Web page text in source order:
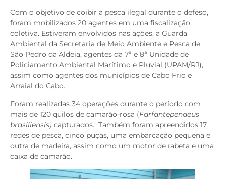
Com o objetivo de coibir a pesca ilegal durante o defeso,
foram mobilizados 20 agentes em uma fiscalização
coletiva. Estiveram envolvidos nas ações, a Guarda
Ambiental da Secretaria de Meio Ambiente e Pesca de
São Pedro da Aldeia, agentes da 7ª e 8ª Unidade de
Policiamento Ambiental Marítimo e Pluvial (UPAM/RJ),
assim como agentes dos municípios de Cabo Frio e
Arraial do Cabo.
Foram realizadas 34 operações durante o período com
mais de 120 quilos de camarão-rosa (Farfantepenaeus
brasiliensis) capturados. Também foram apreendidos 17
redes de pesca, cinco puças, uma embarcação pequena e
outra de madeira, assim como um motor de rabeta e uma
caixa de camarão.